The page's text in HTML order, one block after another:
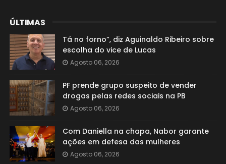
ÚLTIMAS
Tá no forno”, diz Aguinaldo Ribeiro sobre
escolha do vice de Lucas
Agosto 06, 2026
PF prende grupo suspeito de vender
drogas pelas redes sociais na PB
Agosto 06, 2026
Com Daniella na chapa, Nabor garante
ações em defesa das mulheres
Agosto 06, 2026